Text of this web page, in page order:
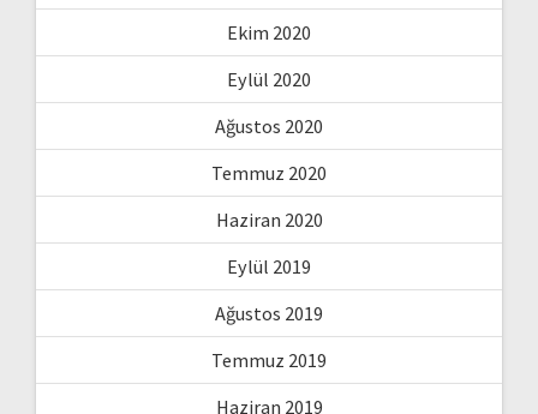
Ekim 2020
Eylül 2020
Ağustos 2020
Temmuz 2020
Haziran 2020
Eylül 2019
Ağustos 2019
Temmuz 2019
Haziran 2019